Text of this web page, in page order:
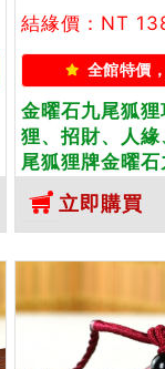
結緣價：NT
全館特價
金曜石九尾狐
狸、招財、人
尾狐狸牌金曜
曜石九尾狐狸
尾狐狸，
金曜石狐狸吊
方翡翠寶石保證
立即購買